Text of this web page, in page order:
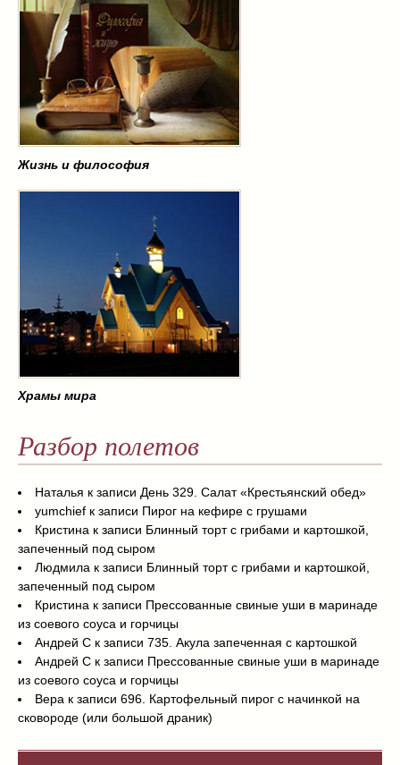
Жизнь и философия
Храмы мира
Разбор полетов
Наталья к записи День 329. Салат «Крестьянский обед»
yumchief к записи Пирог на кефире с грушами
Кристина к записи Блинный торт с грибами и картошкой,
запеченный под сыром
Людмила к записи Блинный торт с грибами и картошкой,
запеченный под сыром
Кристина к записи Прессованные свиные уши в маринаде
из соевого соуса и горчицы
Андрей С к записи 735. Акула запеченная с картошкой
Андрей С к записи Прессованные свиные уши в маринаде
из соевого соуса и горчицы
Вера к записи 696. Картофельный пирог с начинкой на
сковороде (или большой драник)